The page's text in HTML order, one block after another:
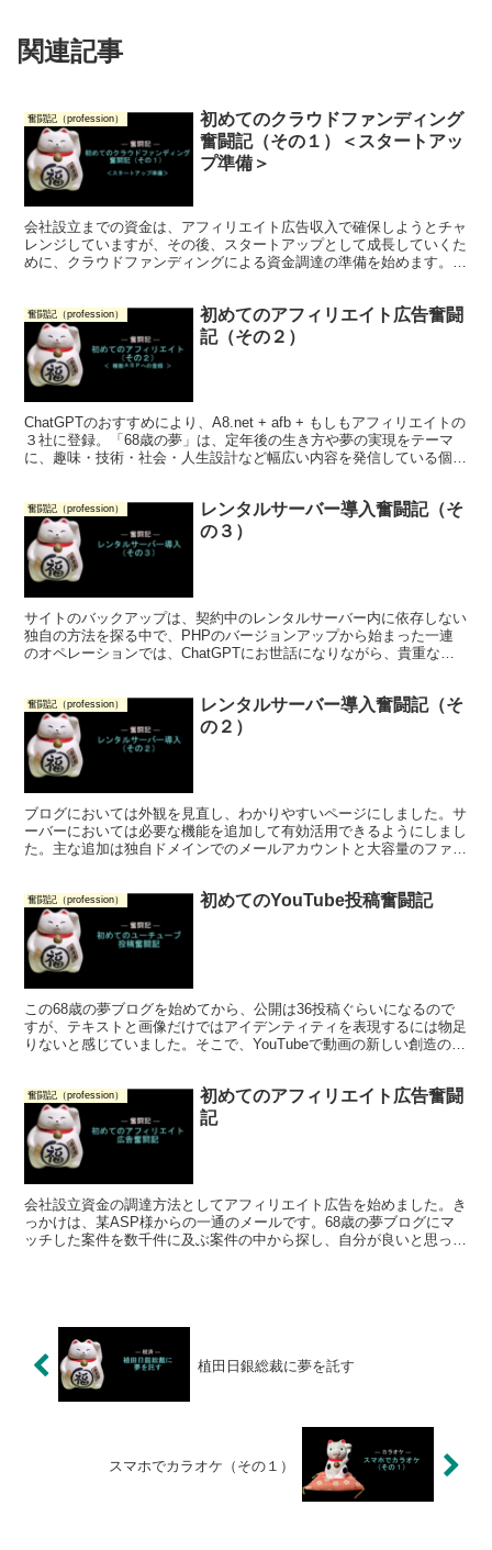
関連記事
奮闘記（profession）
初めてのクラウドファンディング
奮闘記（その１）＜スタートアッ
プ準備＞
会社設立までの資金は、アフィリエイト広告収入で確保しようとチャ
レンジしていますが、その後、スタートアップとして成長していくた
めに、クラウドファンディングによる資金調達の準備を始めます。株
奮闘記（profession）
初めてのアフィリエイト広告奮闘
記（その２）
ChatGPTのおすすめにより、A8.net + afb + もしもアフィリエイトの
３社に登録。「68歳の夢」は、定年後の生き方や夢の実現をテーマ
に、趣味・技術・社会・人生設計など幅広い内容を発信している個人
奮闘記（profession）
レンタルサーバー導入奮闘記（そ
の３）
サイトのバックアップは、契約中のレンタルサーバー内に依存しない
独自の方法を探る中で、PHPのバージョンアップから始まった一連
のオペレーションでは、ChatGPTにお世話になりながら、貴重な経
奮闘記（profession）
レンタルサーバー導入奮闘記（そ
の２）
ブログにおいては外観を見直し、わかりやすいページにしました。サ
ーバーにおいては必要な機能を追加して有効活用できるようにしまし
た。主な追加は独自ドメインでのメールアカウントと大容量のファイ
奮闘記（profession） 初めてのYouTube投稿奮闘記
この68歳の夢ブログを始めてから、公開は36投稿ぐらいになるので
すが、テキストと画像だけではアイデンティティを表現するには物足
りないと感じていました。そこで、YouTubeで動画の新しい創造の世
奮闘記（profession）
初めてのアフィリエイト広告奮闘
記
会社設立資金の調達方法としてアフィリエイト広告を始めました。き
っかけは、某ASP様からの一通のメールです。68歳の夢ブログにマ
ッチした案件を数千件に及ぶ案件の中から探し、自分が良いと思った
植田日銀総裁に夢を託す
スマホでカラオケ（その１）